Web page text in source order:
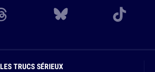
LES TRUCS SÉRIEUX